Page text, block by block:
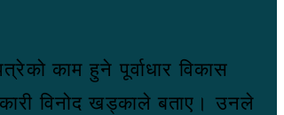
काम हुने पूर्वाधार विकास
विनोद खड्काले बताए। उनले